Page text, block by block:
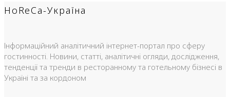
HoReCa-Україна
Інформаційний аналітичний інтернет-портал про сферу
гостинності. Новини, статті, аналітичні огляди, дослідження,
тенденції та тренди в ресторанному та готельному бізнесі в
Україні та за кордоном